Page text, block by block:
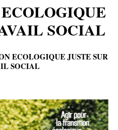
SOCIAL
ECOLOGIQUE JUSTE SUR
SOCIAL